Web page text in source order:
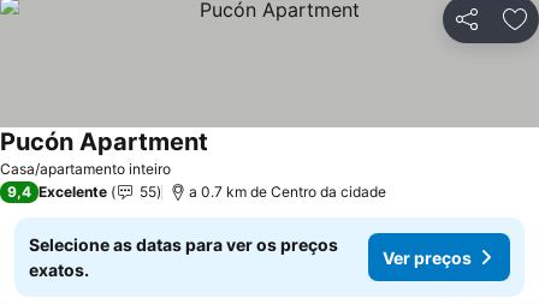
Partilhar
Casa/apartamento inteiro
Pucón Apartment
9,4 Excelente 55 a 0.7 km de Centro da cidade
Selecione as datas para ver os preços
exatos.
Ver preços